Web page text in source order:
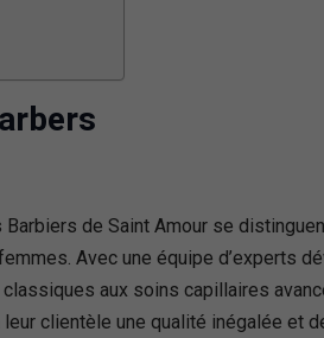
de Saint Amour se
Avec une équipe d’experts
aux soins capillaires
clientèle une qualité inégalée et